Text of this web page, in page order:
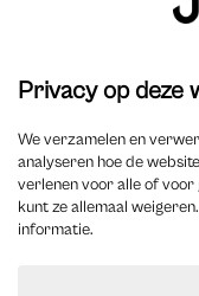
Auteurs
Overzicht auteurs
Auteur worden?